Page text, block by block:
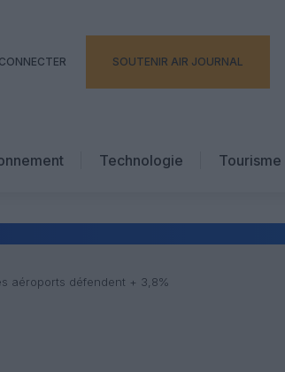
SOUTENIR AIR JOURNAL
Technologie
Tourisme
Hôtellerie
aéroports défendent + 3,8%